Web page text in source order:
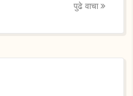
पुढे वाचा